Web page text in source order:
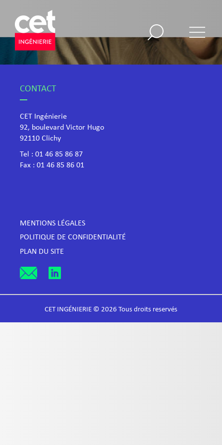
CONTACT
CET Ingénierie
92, boulevard Victor Hugo
​92110 Clichy
Tel : 01 46 85 86 87
Fax : 01 46 85 86 01
MENTIONS LÉGALES
POLITIQUE DE CONFIDENTIALITÉ
PLAN DU SITE
CET INGÉNIERIE © 2026 Tous droits reservés